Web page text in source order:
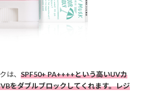
は、 SPF50+ PA++++という高いUVカ
をダブルブロックしてくれます。レジ